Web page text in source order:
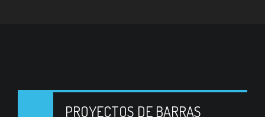
PROYECTOS DE BARRAS